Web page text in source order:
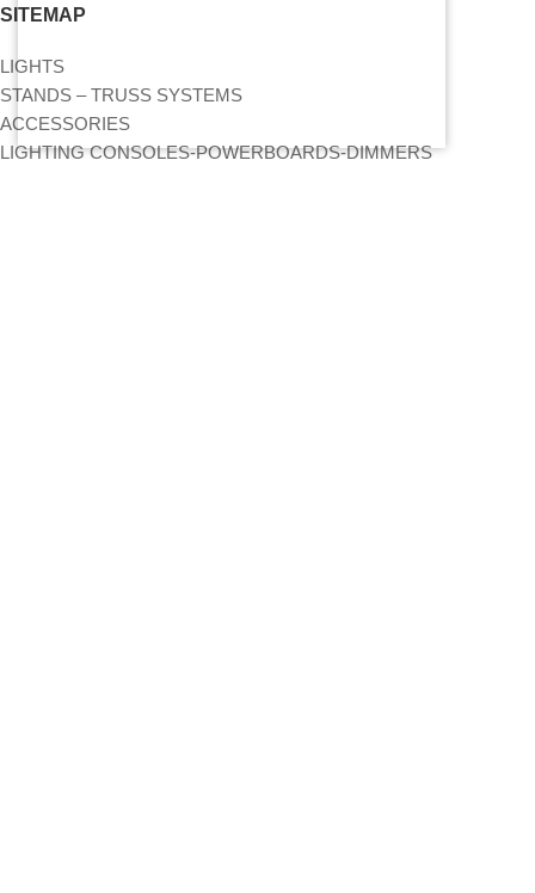
SITEMAP
LIGHTS
STANDS – TRUSS SYSTEMS
ACCESSORIES
LIGHTING CONSOLES-POWERBOARDS-DIMMERS